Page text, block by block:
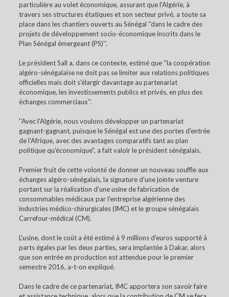
particulière au volet économique, assurant que l'Algérie, à
travers ses structures étatiques et son secteur privé, a toute sa
place dans les chantiers ouverts au Sénégal ''dans le cadre des
projets de développement socio-économique inscrits dans le
Plan Sénégal émergeant (PS)''.
Le président Sall a, dans ce contexte, estimé que ''la coopération
algéro-sénégalaise ne doit pas se limiter aux relations politiques
officielles mais doit s'élargir davantage au partenariat
économique, les investissements publics et privés, en plus des
échanges commerciaux''.
''Avec l'Algérie, nous voulons développer un partenariat
gagnant-gagnant, puisque le Sénégal est une des portes d'entrée
de l'Afrique, avec des avantages comparatifs tant au plan
politique qu'économique", a fait valoir le président sénégalais.
Premier fruit de cette volonté de donner un nouveau souffle aux
échanges algéro-sénégalais, la signature d'une jointe venture
portant sur la réalisation d'une usine de fabrication de
consommables médicaux par l'entreprise algérienne des
industries médico-chirurgicales (IMC) et le groupe sénégalais
Carrefour-médical (CM).
L'usine, dont le coût a été estimé à 9 millions d'euros supporté à
parts égales par les deux parties, sera implantée à Dakar, alors
que son entrée en production est attendue pour le premier
semestre 2016, a-t-on expliqué.
Dans le cadre de ce partenariat, IMC apportera son savoir faire